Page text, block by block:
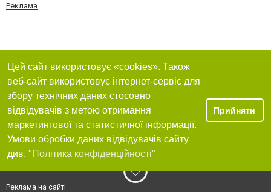
Реклама
Цей сайт використовує «cookies». Також
веб-сайт використовує інтернет-сервіс для
збору технічних даних стосовно
відвідувачів з метою отримання
маркетингової та статистичної інформації.
Умови обробки даних відвідувачів сайту
див. "Політика конфіденційності"
Прийняти
Реклама на сайті